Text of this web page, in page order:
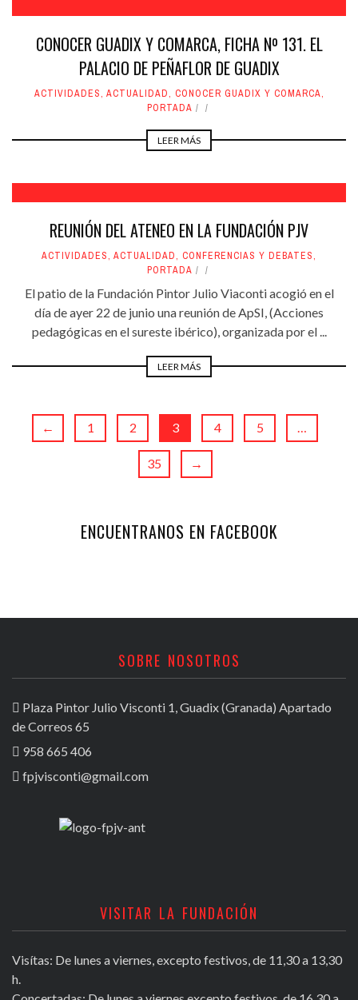
CONOCER GUADIX Y COMARCA, FICHA Nº 131. EL
PALACIO DE PEÑAFLOR DE GUADIX
ACTIVIDADES, ACTUALIDAD, CONOCER GUADIX Y COMARCA,
PORTADA
LEER MÁS
REUNIÓN DEL ATENEO EN LA FUNDACIÓN PJV
ACTIVIDADES, ACTUALIDAD, CONFERENCIAS Y DEBATES,
PORTADA
El patio de la Fundación Pintor Julio Viaconti acogió en el
día de ayer 22 de junio una reunión de ApSI, (Acciones
pedagógicas en el sureste ibérico), organizada por el ...
LEER MÁS
← 1 2 3 4 5 …
35 →
ENCUENTRANOS EN FACEBOOK
SOBRE NOSOTROS
Plaza Pintor Julio Visconti 1, Guadix (Granada) Apartado
de Correos 65
958 665 406
fpjvisconti@gmail.com
VISITAR LA FUNDACIÓN
Visítas: De lunes a viernes, excepto festivos, de 11,30 a 13,30
h.